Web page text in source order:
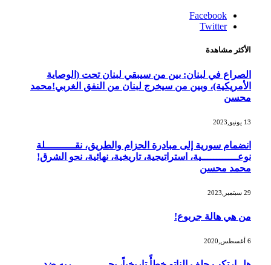
Facebook
Twitter
الأكثر مشاهدة
الصراع في لبنان: بين من سيبقي لبنان تحت (الوصاية
الأمريكية)، وبين من سيخرج لبنان من النفق الغربي!محمد
محسن
13 يونيو,2023
انضمام سورية إلى مبادرة الحزام والطريق، نقــــــــــلة
نوعــــــــــــية، استراتيجية، تاريخية، نهائية، نحو الشرق!
محمد محسن
29 سبتمبر,2023
من هي هالة جربوع!